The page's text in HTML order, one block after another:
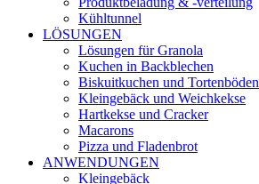
Kühltunnel
LÖSUNGEN
Lösungen für Granola
Kuchen in Backblechen
Biskuitkuchen und Tortenböden
Kleingebäck und Weichkekse
Hartkekse und Cracker
Macarons
Pizza und Fladenbrot
ANWENDUNGEN
Kleingebäck